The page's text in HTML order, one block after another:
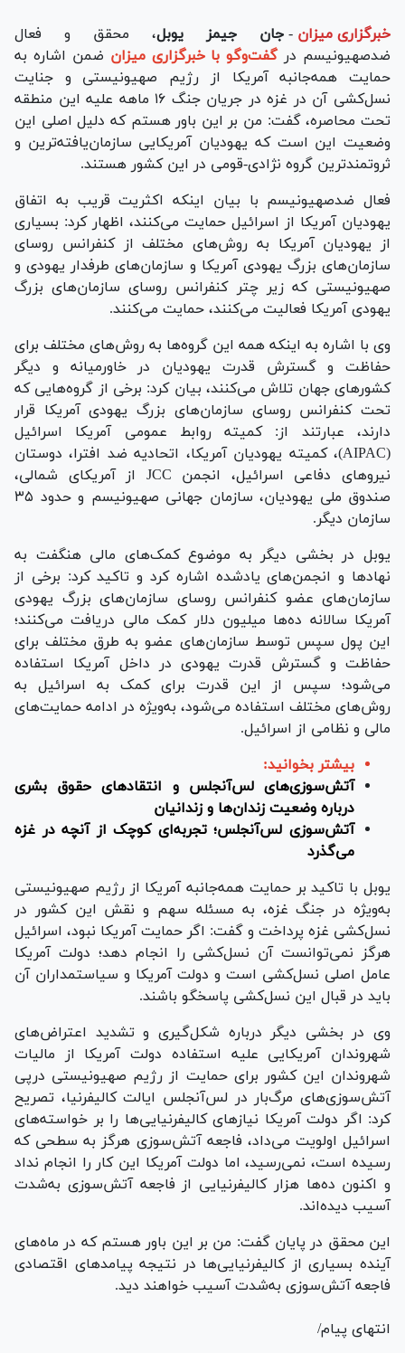
خبرگزاری میزان - جان جیمز یوبل، محقق و فعال
ضدصهیونیسم درگفت‌وگو با خبرگزاری میزان ضمن اشاره به
حمایت همه‌جانبه آمریکا از رژیم صهیونیستی و جنایت
نسل‌کشی آن در غزه در جریان جنگ ۱۶ ماهه علیه این منطقه
تحت محاصره، گفت: من بر این باور هستم که دلیل اصلی این
وضعیت این است که یهودیان آمریکایی سازمان‌یافته‌ترین و
ثروتمندترین گروه نژادی-قومی در این کشور هستند.
فعال ضدصهیونیسم با بیان اینکه اکثریت قریب به اتفاق
یهودیان آمریکا از اسرائیل حمایت می‌کنند، اظهار کرد: بسیاری
از یهودیان آمریکا به روش‌های مختلف از کنفرانس روسای
سازمان‌های بزرگ یهودی آمریکا و سازمان‌های طرفدار یهودی و
صهیونیستی که زیر چتر کنفرانس روسای سازمان‌های بزرگ
یهودی آمریکا فعالیت می‌کنند، حمایت می‌کنند.
وی با اشاره به اینکه همه این گروه‌ها به روش‌های مختلف برای
حفاظت و گسترش قدرت یهودیان در خاورمیانه و دیگر
کشور‌های جهان تلاش می‌کنند، بیان کرد: برخی از گروه‌هایی که
تحت کنفرانس روسای سازمان‌های بزرگ یهودی آمریکا قرار
دارند، عبارتند از: کمیته روابط عمومی آمریکا اسرائیل
(AIPAC)، کمیته یهودیان آمریکا، اتحادیه ضد افترا، دوستان
نیرو‌های دفاعی اسرائیل، انجمن JCC از آمریکای شمالی،
صندوق ملی یهودیان، سازمان جهانی صهیونیسم و حدود ۳۵
سازمان دیگر.
یوبل در بخشی دیگر به موضوع کمک‌های مالی هنگفت به
نهادها و انجمن‌های یادشده اشاره کرد و تاکید کرد: برخی از
سازمان‌های عضو کنفرانس روسای سازمان‌های بزرگ یهودی
آمریکا سالانه ده‌ها میلیون دلار کمک مالی دریافت می‌کنند؛
این پول سپس توسط سازمان‌های عضو به طرق مختلف برای
حفاظت و گسترش قدرت یهودی در داخل آمریکا استفاده
می‌شود؛ سپس از این قدرت برای کمک به اسرائیل به
روش‌های مختلف استفاده می‌شود، به‌ویژه در ادامه حمایت‌های
مالی و نظامی از اسرائیل.
بیشتر بخوانید:
آتش‌سوزی‌های لس‌آنجلس و انتقاد‌های حقوق بشری
درباره وضعیت زندان‌ها و زندانیان
آتش‌سوزی لس‌آنجلس؛ تجربه‌ای کوچک از آنچه در غزه
می‌گذرد
یوبل با تاکید بر حمایت همه‌جانبه آمریکا از رژیم صهیونیستی
به‌ویژه در جنگ غزه، به مسئله سهم و نقش این کشور در
نسل‌کشی غزه پرداخت و گفت: اگر حمایت آمریکا نبود، اسرائیل
هرگز نمی‌توانست آن نسل‌کشی را انجام دهد؛ دولت آمریکا
عامل اصلی نسل‌کشی است و دولت آمریکا و سیاستمداران آن
باید در قبال این نسل‌کشی پاسخگو باشند.
وی در بخشی دیگر درباره شکل‌گیری و تشدید اعتراض‌های
شهروندان آمریکایی علیه استفاده دولت آمریکا از مالیات
شهروندان این کشور برای حمایت از رژیم صهیونیستی درپی
آتش‌سوزی‌های مرگ‌بار در لس‌آنجلس ایالت کالیفرنیا، تصریح
کرد: اگر دولت آمریکا نیاز‌های کالیفرنیایی‌ها را بر خواسته‌های
اسرائیل اولویت می‌داد، فاجعه آتش‌سوزی هرگز به سطحی که
رسیده است، نمی‌رسید، اما دولت آمریکا این کار را انجام نداد
و اکنون ده‌ها هزار کالیفرنیایی از فاجعه آتش‌سوزی به‌شدت
آسیب دیده‌اند.
این محقق در پایان گفت: من بر این باور هستم که در ماه‌های
آینده بسیاری از کالیفرنیایی‌ها در نتیجه پیامدهای اقتصادی
فاجعه آتش‌سوزی به‌شدت آسیب خواهند دید.
انتهای پیام/